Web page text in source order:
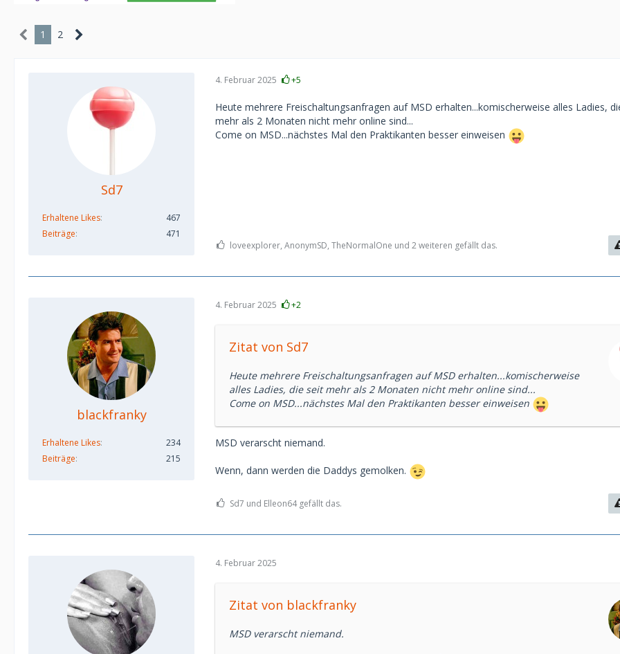
1 2
Sd7
Erhaltene Likes
467
Beiträge
471
4. Februar 2025 +5
Heute mehrere Freischaltungsanfragen auf MSD erhalten...komischerweise alles Ladies,
mehr als 2 Monaten nicht mehr online sind...
Come on MSD...nächstes Mal den Praktikanten besser einweisen
loveexplorer, AnonymSD, TheNormalOne und 2 weiteren gefällt das.
blackfranky
Erhaltene Likes
234
Beiträge
215
4. Februar 2025 +2
Zitat von Sd7
Heute mehrere Freischaltungsanfragen auf MSD erhalten...komischerweise
alles Ladies, die seit mehr als 2 Monaten nicht mehr online sind...
Come on MSD...nächstes Mal den Praktikanten besser einweisen
MSD verarscht niemand.
Wenn, dann werden die Daddys gemolken.
Sd7 und Elleon64 gefällt das.
4. Februar 2025
Zitat von blackfranky
MSD verarscht niemand.